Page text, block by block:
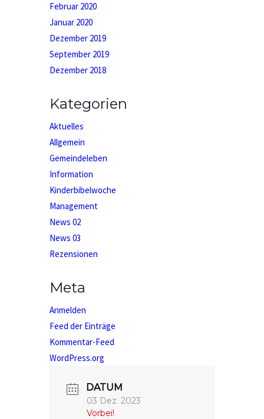
Februar 2020
Januar 2020
Dezember 2019
September 2019
Dezember 2018
Kategorien
Aktuelles
Allgemein
Gemeindeleben
Information
Kinderbibelwoche
Management
News 02
News 03
Rezensionen
Meta
Anmelden
Feed der Einträge
Kommentar-Feed
WordPress.org
DATUM
03 Dez. 2023
Vorbei!